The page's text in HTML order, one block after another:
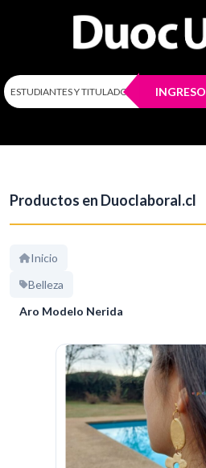
ESTUDIANTES Y TITULADOS INGRESO
Productos en Duoclaboral.cl
Inicio
Belleza
Aro Modelo Nerida